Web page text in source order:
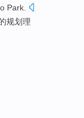
Park.
规划理